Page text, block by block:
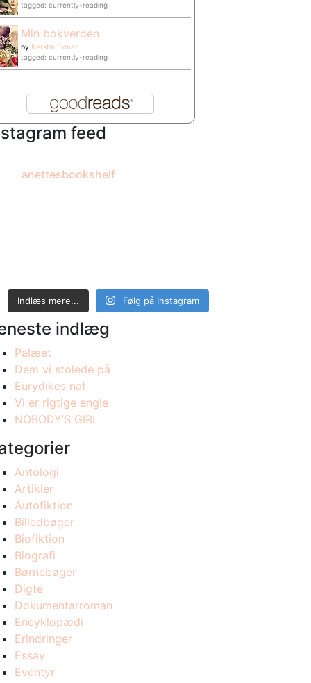
tagged: currently-reading
Min bokverden
by Kerstin Ekman
tagged: currently-reading
feed
anettesbookshelf
Indlæs mere... Følg på Instagram
indlæg
Palæet
Dem vi stolede på
Eurydikes nat
Vi er rigtige engle
NOBODY’S GIRL
Antologi
Artikler
Autofiktion
Billedbøger
Biofiktion
Biografi
Børnebøger
Digte
Dokumentarroman
Encyklopædi
Erindringer
Essay
Eventyr